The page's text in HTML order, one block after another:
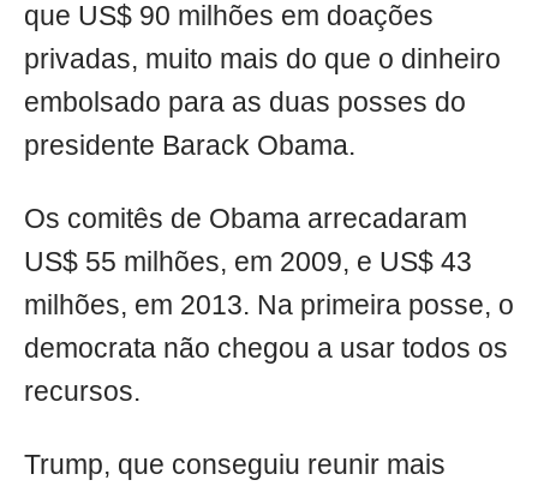
que US$ 90 milhões em doações
privadas, muito mais do que o dinheiro
embolsado para as duas posses do
presidente Barack Obama.
Os comitês de Obama arrecadaram
US$ 55 milhões, em 2009, e US$ 43
milhões, em 2013. Na primeira posse, o
democrata não chegou a usar todos os
recursos.
Trump, que conseguiu reunir mais